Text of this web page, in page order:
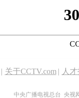
| 关于CCTV.com | 人
中央广播电视总台 央视